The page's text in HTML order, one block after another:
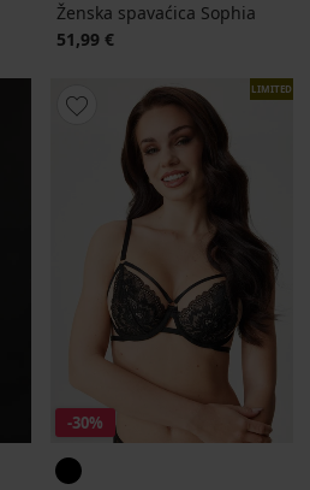
Ženska spavaćica Sophia
51,99 €
LIMITED
-30%